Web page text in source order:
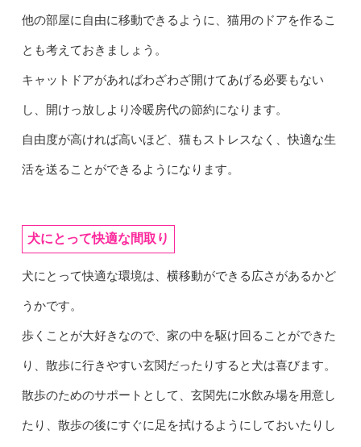
他の部屋に自由に移動できるように、猫用のドアを作るこ
とも考えておきましょう。
キャットドアがあればわざわざ開けてあげる必要もない
し、開けっ放しより冷暖房代の節約になります。
自由度が高ければ高いほど、猫もストレスなく、快適な生
活を送ることができるようになります。
犬にとって快適な間取り
犬にとって快適な環境は、横移動ができる広さがあるかど
うかです。
歩くことが大好きなので、家の中を駆け回ることができた
り、散歩に行きやすい玄関だったりすると犬は喜びます。
散歩のためのサポートとして、玄関先に水飲み場を用意し
たり、散歩の後にすぐに足を拭けるようにしておいたりし